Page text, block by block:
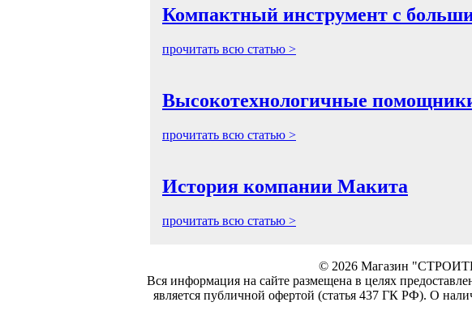
Компактный инструмент с
прочитать всю статью >
Высокотехнологичные
прочитать всю статью >
История компании Макита
прочитать всю статью >
© 2026 Магазин
Вся информация на сайте размещена в целях
является публичной офертой (статья 437 ГК РФ). О